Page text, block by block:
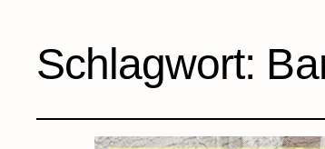
Schlagwort: